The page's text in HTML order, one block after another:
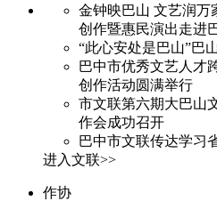
金钟映巴山 文艺润万
创作暨惠民演出走进
“此心安处是巴山”巴
巴中市优秀文艺人才
创作活动圆满举行
市文联第六期大巴山
作会成功召开
巴中市文联传达学习
进入文联>>
作协